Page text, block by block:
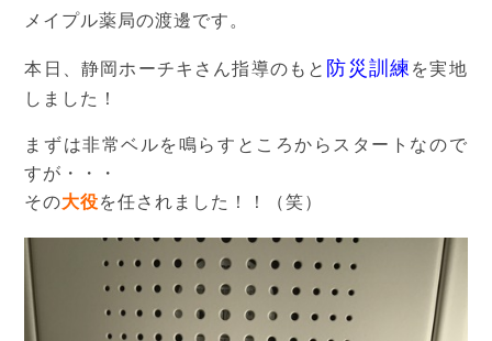
メイプル薬局の渡邊です。
本日、静岡ホーチキさん指導のもと 防災訓練を実地
しました！
まずは非常ベルを鳴らすところからスタートなので
すが・・・
その大役を任されました！！（笑）